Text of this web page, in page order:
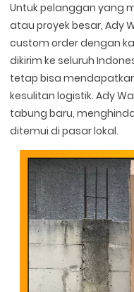
Untuk pelanggan yang
atau proyek besar, Ady
custom order dengan
dikirim ke seluruh
tetap bisa
kesulitan logistik. Ady
tabung baru,
ditemui di pasar lokal.